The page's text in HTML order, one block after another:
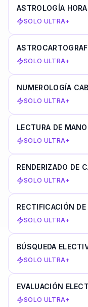
ASTROLOGÍA
SOLO ULTRA+
SOLO ULTRA+
NUMEROLOGÍA
SOLO ULTRA+
LECTURA DE MANO
SOLO ULTRA+
RENDERIZADO DE
SOLO ULTRA+
RECTIFICACIÓN
SOLO ULTRA+
BÚSQUEDA
SOLO ULTRA+
EVALUACIÓN
SOLO ULTRA+